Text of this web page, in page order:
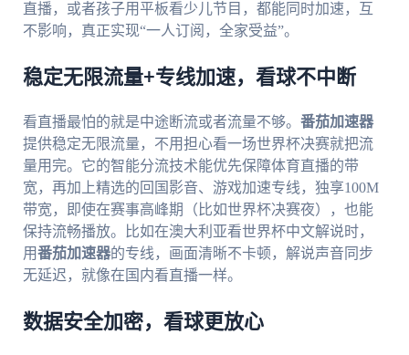
直播，或者孩子用平板看少儿节目，都能同时加速，互
不影响，真正实现“一人订阅，全家受益”。
稳定无限流量+专线加速，看球不中断
看直播最怕的就是中途断流或者流量不够。 番茄加速器
提供稳定无限流量，不用担心看一场世界杯决赛就把流
量用完。它的智能分流技术能优先保障体育直播的带
宽，再加上精选的回国影音、游戏加速专线，独享100M
带宽，即使在赛事高峰期（比如世界杯决赛夜），也能
保持流畅播放。比如在澳大利亚看世界杯中文解说时，
用番茄加速器的专线，画面清晰不卡顿，解说声音同步
无延迟，就像在国内看直播一样。
数据安全加密，看球更放心